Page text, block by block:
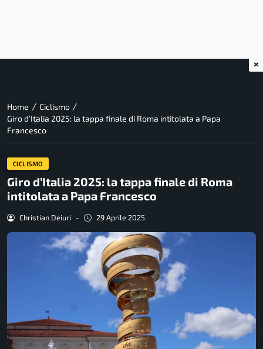
Home / Ciclismo /
Giro d’Italia 2025: la tappa finale di Roma intitolata a Papa
Francesco
CICLISMO
Giro d’Italia 2025: la tappa finale di Roma
intitolata a Papa Francesco
Christian Deiuri - 29 Aprile 2025
×